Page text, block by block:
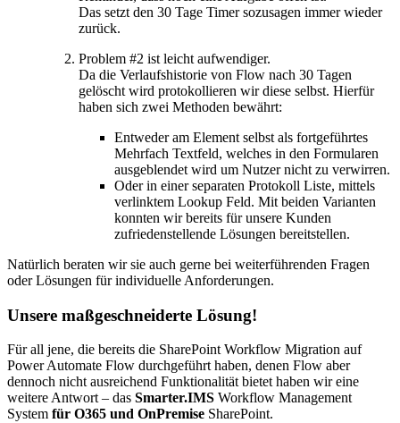
Das setzt den 30 Tage Timer sozusagen immer wieder
zurück.
Problem #2 ist leicht aufwendiger.
Da die Verlaufshistorie von Flow nach 30 Tagen
gelöscht wird protokollieren wir diese selbst. Hierfür
haben sich zwei Methoden bewährt:
Entweder am Element selbst als fortgeführtes
Mehrfach Textfeld, welches in den Formularen
ausgeblendet wird um Nutzer nicht zu verwirren.
Oder in einer separaten Protokoll Liste, mittels
verlinktem Lookup Feld. Mit beiden Varianten
konnten wir bereits für unsere Kunden
zufriedenstellende Lösungen bereitstellen.
Natürlich beraten wir sie auch gerne bei weiterführenden Fragen
oder Lösungen für individuelle Anforderungen.
Unsere maßgeschneiderte Lösung!
Für all jene, die bereits die SharePoint Workflow Migration auf
Power Automate Flow durchgeführt haben, denen Flow aber
dennoch nicht ausreichend Funktionalität bietet haben wir eine
weitere Antwort – das Smarter.IMS Workflow Management
System für O365 und OnPremise SharePoint.